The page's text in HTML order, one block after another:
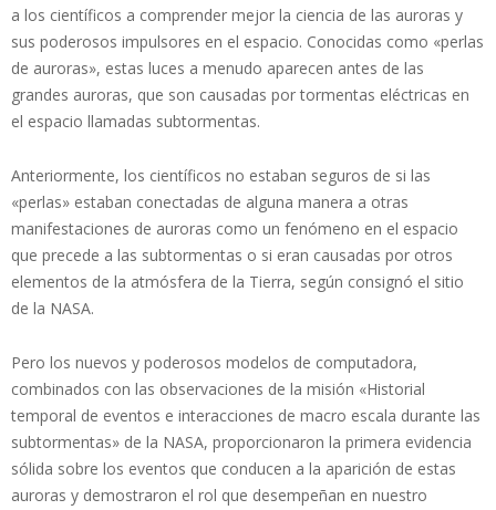
a los científicos a comprender mejor la ciencia de las auroras y
sus poderosos impulsores en el espacio. Conocidas como «perlas
de auroras», estas luces a menudo aparecen antes de las
grandes auroras, que son causadas por tormentas eléctricas en
el espacio llamadas subtormentas.
Anteriormente, los científicos no estaban seguros de si las
«perlas» estaban conectadas de alguna manera a otras
manifestaciones de auroras como un fenómeno en el espacio
que precede a las subtormentas o si eran causadas por otros
elementos de la atmósfera de la Tierra, según consignó el sitio
de la NASA.
Pero los nuevos y poderosos modelos de computadora,
combinados con las observaciones de la misión «Historial
temporal de eventos e interacciones de macro escala durante las
subtormentas» de la NASA, proporcionaron la primera evidencia
sólida sobre los eventos que conducen a la aparición de estas
auroras y demostraron el rol que desempeñan en nuestro